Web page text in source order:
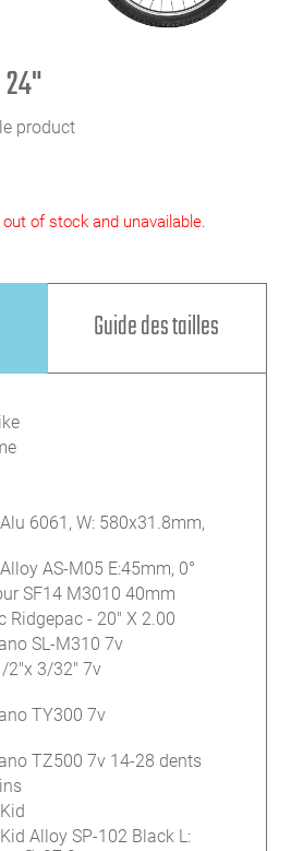
product
of stock and unavailable.
Guide des tailles
6061, W: 580x31.8mm,
AS-M05 E:45mm, 0°
SF14 M3010 40mm
Ridgepac - 20" X 2.00
SL-M310 7v
2"x 3/32" 7v
TY300 7v
TZ500 7v 14-28 dents
Alloy SP-102 Black L: